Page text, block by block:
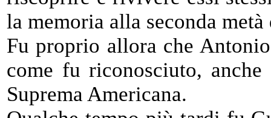
la memoria alla seconda
Fu proprio allora che
come fu riconosciuto,
Suprema Americana.